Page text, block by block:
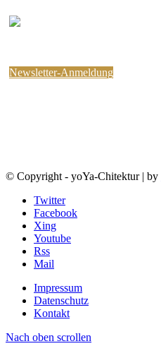
Newsletter-Anmeldung
© Copyright - yoYa-Chitektur | by
Twitter
Facebook
Xing
Youtube
Rss
Mail
Impressum
Datenschutz
Kontakt
Nach oben scrollen